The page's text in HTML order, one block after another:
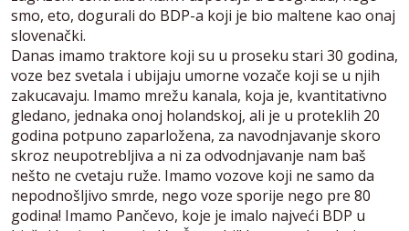
smo, eto, dogurali do BDP-a koji je bio maltene kao onaj
slovenački.
Danas imamo traktore koji su u proseku stari 30 godina,
voze bez svetala i ubijaju umorne vozače koji se u njih
zakucavaju. Imamo mrežu kanala, koja je, kvantitativno
gledano, jednaka onoj holandskoj, ali je u proteklih 20
godina potpuno zaparložena, za navodnjavanje skoro
skroz neupotrebljiva a ni za odvodnjavanje nam baš
nešto ne cvetaju ruže. Imamo vozove koji ne samo da
nepodnošljivo smrde, nego voze sporije nego pre 80
godina! Imamo Pančevo, koje je imalo najveći BDP u